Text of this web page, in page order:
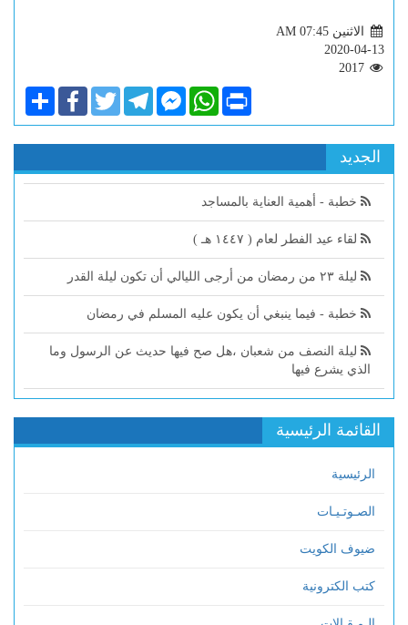
الاثنين AM 07:45
2020-04-13
ShareFacebookTwitterTelegramFacebook
Messenger
WhatsApp Print
الجديد
خطبة - أهمية العناية بالمساجد
لقاء عيد الفطر لعام ( ١٤٤٧ هـ )
ليلة ٢٣ من رمضان من أرجى الليالي أن تكون ليلة القدر
خطبة - فيما ينبغي أن يكون عليه المسلم في رمضان
ليلة النصف من شعبان ،هل صح فيها حديث عن الرسول وما
الذي يشرع فيها
القائمة الرئيسية
الرئيسية
الصـوتـيـات
ضيوف الكويت
كتب الكترونية